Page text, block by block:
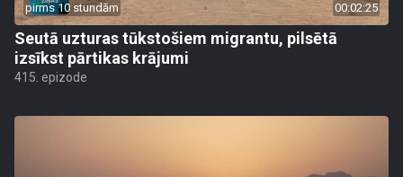
pirms 10 stundām 00:02:25
Seutā uzturas tūkstošiem migrantu, pilsētā
izsīkst pārtikas krājumi
415. epizode